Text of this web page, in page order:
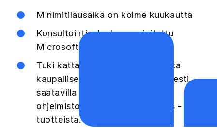
Minimitilausaika on kolme kuukautta
Konsultointipalvelu on rajoitettu
Microsoft Azureen
Tuki kattaa kaikki versiot kaikista
kaupallisesti julkaistavista, yleisesti
saatavilla olevista Microsoft-
ohjelmistoista ja Online Services -
tuotteista.